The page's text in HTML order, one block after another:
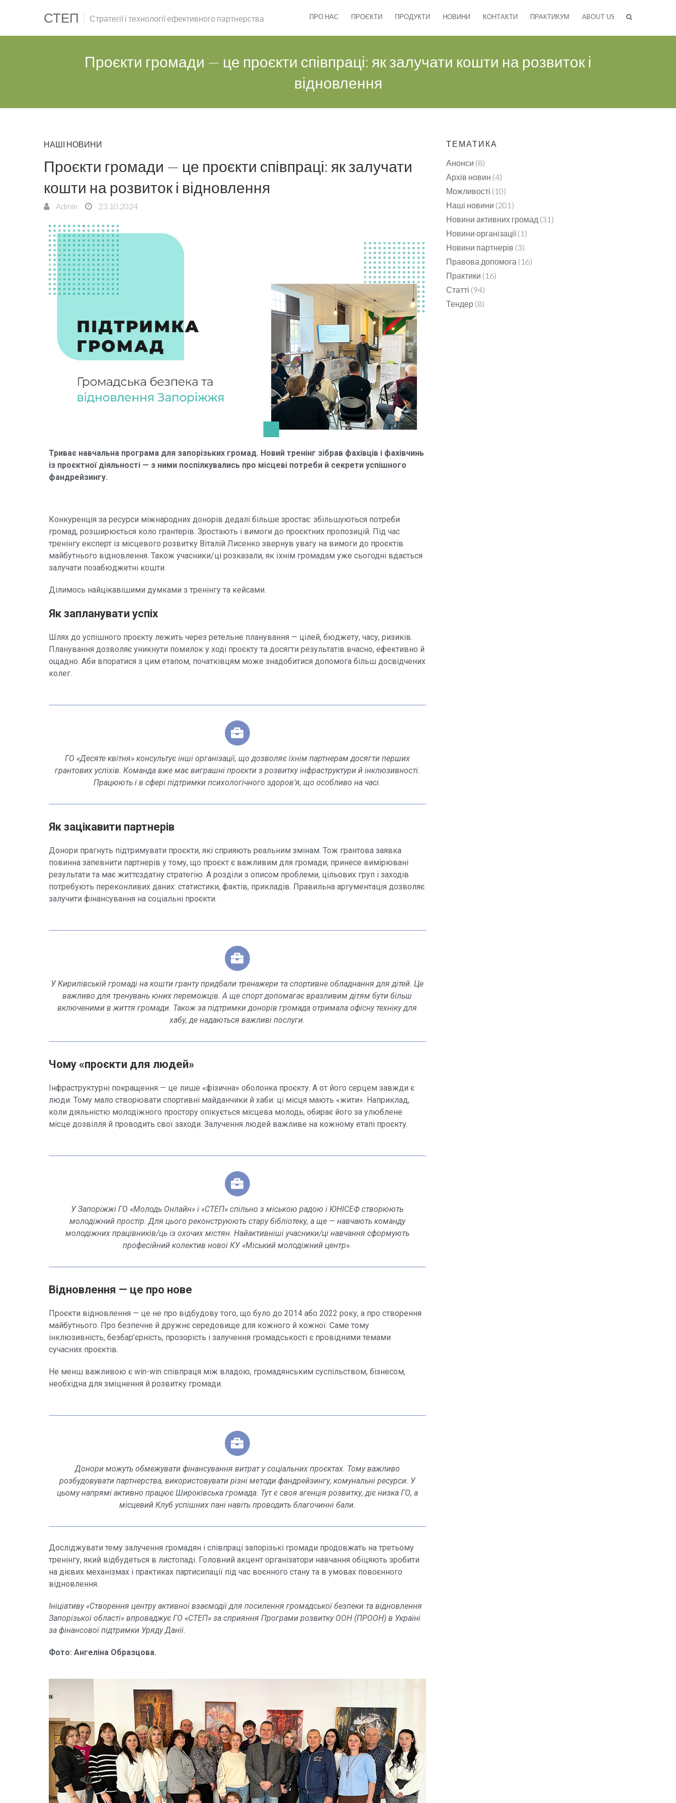
СТЕП Стратегії і технології ефективного партнерства ПРО НАС ПРОЄКТИ ПРОДУКТИ НОВИНИ КОНТАКТИ ПРАКТИКУМ ABOUT US
Проєкти громади — це проєкти співпраці: як залучати кошти на розвиток і
відновлення
НАШІ НОВИНИ
Проєкти громади — це проєкти співпраці: як залучати
кошти на розвиток і відновлення
Admin 23.10.2024
Триває навчальна програма для запорізьких громад. Новий тренінг зібрав фахівців і фахівчинь
із проєктної діяльності — з ними поспілкувались про місцеві потреби й секрети успішного
фандрейзингу.
Конкуренція за ресурси міжнародних донорів дедалі більше зростає: збільшуються потреби
громад, розширюється коло грантерів. Зростають і вимоги до проєктних пропозицій. Під час
тренінгу експерт із місцевого розвитку Віталій Лисенко звернув увагу на вимоги до проєктів
майбутнього відновлення. Також учасники/ці розказали, як їхнім громадам уже сьогодні вдається
залучати позабюджетні кошти.
Ділимось найцікавішими думками з тренінгу та кейсами.
Як запланувати успіх
Шлях до успішного проєкту лежить через ретельне планування — цілей, бюджету, часу, ризиків.
Планування дозволяє уникнути помилок у ході проєкту та досягти результатів вчасно, ефективно й
ощадно. Аби впоратися з цим етапом, початківцям може знадобитися допомога більш досвідчених
колег.
ГО «Десяте квітня» консультує інші організації, що дозволяє їхнім партнерам досягти перших
грантових успіхів. Команда вже має виграшні проєкти з розвитку інфраструктури й інклюзивності.
Працюють і в сфері підтримки психологічного здоров’я, що особливо на часі.
Як зацікавити партнерів
Донори прагнуть підтримувати проєкти, які сприяють реальним змінам. Тож грантова заявка
повинна запевнити партнерів у тому, що проєкт є важливим для громади, принесе вимірювані
результати та має життєздатну стратегію. А розділи з описом проблеми, цільових груп і заходів
потребують переконливих даних: статистики, фактів, прикладів. Правильна аргументація дозволяє
залучити фінансування на соціальні проєкти.
У Кирилівській громаді на кошти гранту придбали тренажери та спортивне обладнання для дітей. Це
важливо для тренувань юних переможців. А ще спорт допомагає вразливим дітям бути більш
включеними в життя громади. Також за підтримки донорів громада отримала офісну техніку для
хабу, де надаються важливі послуги.
Чому «проєкти для людей»
Інфраструктурні покращення — це лише «фізична» оболонка проєкту. А от його серцем завжди є
люди. Тому мало створювати спортивні майданчики й хаби: ці місця мають «жити». Наприклад,
коли діяльністю молодіжного простору опікується місцева молодь, обирає його за улюблене
місце дозвілля й проводить свої заходи. Залучення людей важливе на кожному етапі проєкту.
У Запоріжжі ГО «Молодь Онлайн» і «СТЕП» спільно з міською радою і ЮНІСЕФ створюють
молодіжний простір. Для цього реконструюють стару бібліотеку, а ще — навчають команду
молодіжних працівників/ць із охочих містян. Найактивніші учасники/ці навчання сформують
професійний колектив нової КУ «Міський молодіжний центр».
Відновлення — це про нове
Проєкти відновлення — це не про відбудову того, що було до 2014 або 2022 року, а про створення
майбутнього. Про безпечне й дружнє середовище для кожного й кожної. Саме тому
інклюзивність, безбар’єрність, прозорість і залучення громадськості є провідними темами
сучасних проєктів.
Не менш важливою є win-win співпраця між владою, громадянським суспільством, бізнесом,
необхідна для зміцнення й розвитку громади.
Донори можуть обмежувати фінансування витрат у соціальних проєктах. Тому важливо
розбудовувати партнерства, використовувати різні методи фандрейзингу, комунальні ресурси. У
цьому напрямі активно працює Широківська громада. Тут є своя агенція розвитку, діє низка ГО, а
місцевий Клуб успішних пані навіть проводить благочинні бали.
Досліджувати тему залучення громадян і співпраці запорізькі громади продовжать на третьому
тренінгу, який відбудеться в листопаді. Головний акцент організатори навчання обіцяють зробити
на дієвих механізмах і практиках партисипації під час воєнного стану та в умовах повоєнного
відновлення.
Ініціативу «Створення центру активної взаємодії для посилення громадської безпеки та відновлення
Запорізької області» впроваджує ГО «СТЕП» за сприяння Програми розвитку ООН (ПРООН) в Україні
за фінансової підтримки Уряду Данії.
Фото: Ангеліна Образцова.
ТЕМАТИКА
Анонси (8)
Архів новин (4)
Можливості (10)
Наші новини (201)
Новини активних громад (31)
Новини організації(1)
Новини партнерів (3)
Правова допомога (16)
Практики (16)
Статті (94)
Тендер (8)